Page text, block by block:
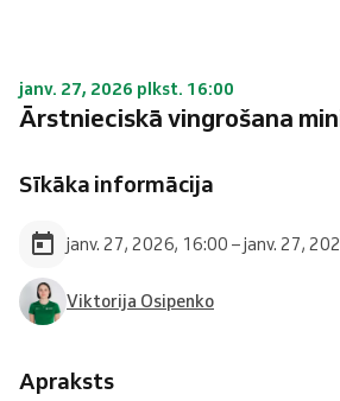
janv. 27, 2026 plkst. 16:00
Ārstnieciskā vingrošana
Sīkāka informācija
janv. 27, 2026, 16:00 – janv. 27,
Viktorija Osipenko
Apraksts